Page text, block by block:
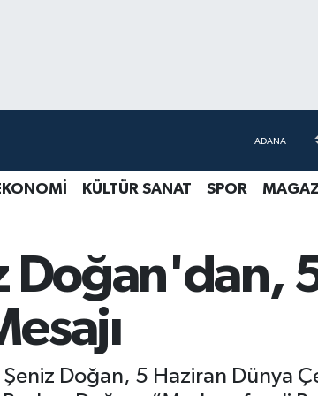
KÜLTÜR SANAT SPOR
Doğan'dan,
Doğan, 5 Haziran Dünya